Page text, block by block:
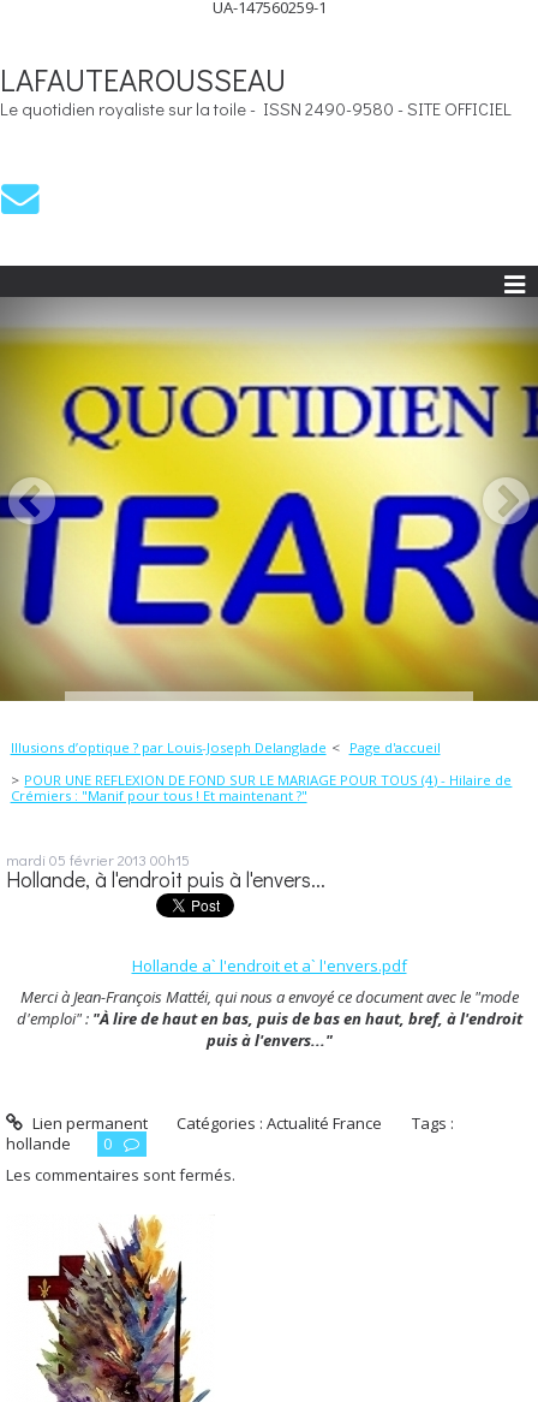
UA-147560259-1
LAFAUTEAROUSSEAU
Le quotidien royaliste sur la toile - ISSN 2490-9580 - SITE OFFICIEL
Illusions d’optique ? par Louis-Joseph Delanglade
Page d'accueil
POUR UNE REFLEXION DE FOND SUR LE MARIAGE POUR TOUS (4) - Hilaire de
Crémiers : "Manif pour tous ! Et maintenant ?"
mardi 05 février 2013 00h15
Hollande, à l'endroit puis à l'envers...
Hollande a` l'endroit et a` l'envers.pdf
Merci à Jean-François Mattéi, qui nous a envoyé ce document avec le "mode
d'emploi" :"À lire de haut en bas, puis de bas en haut, bref, à l'endroit
puis à l'envers..."
Lien permanent Catégories :Actualité France
Tags :
hollande
0
Les commentaires sont fermés.